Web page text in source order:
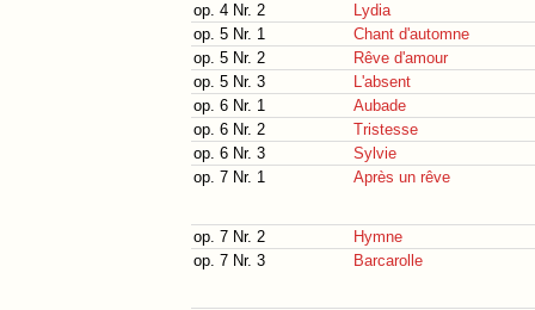
op. 4 Nr. 2
Lydia
op. 5 Nr. 1
Chant d'automne
op. 5 Nr. 2
Rêve d'amour
op. 5 Nr. 3
L'absent
op. 6 Nr. 1
Aubade
op. 6 Nr. 2
Tristesse
op. 6 Nr. 3
Sylvie
op. 7 Nr. 1
Après un rêve
op. 7 Nr. 2
Hymne
op. 7 Nr. 3
Barcarolle